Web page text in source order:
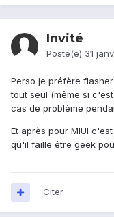
Invité
Posté(e) 31
Perso je préfère
tout seul (même si
cas de problème
Et après pour MIUI
qu'il faille être geek
Citer